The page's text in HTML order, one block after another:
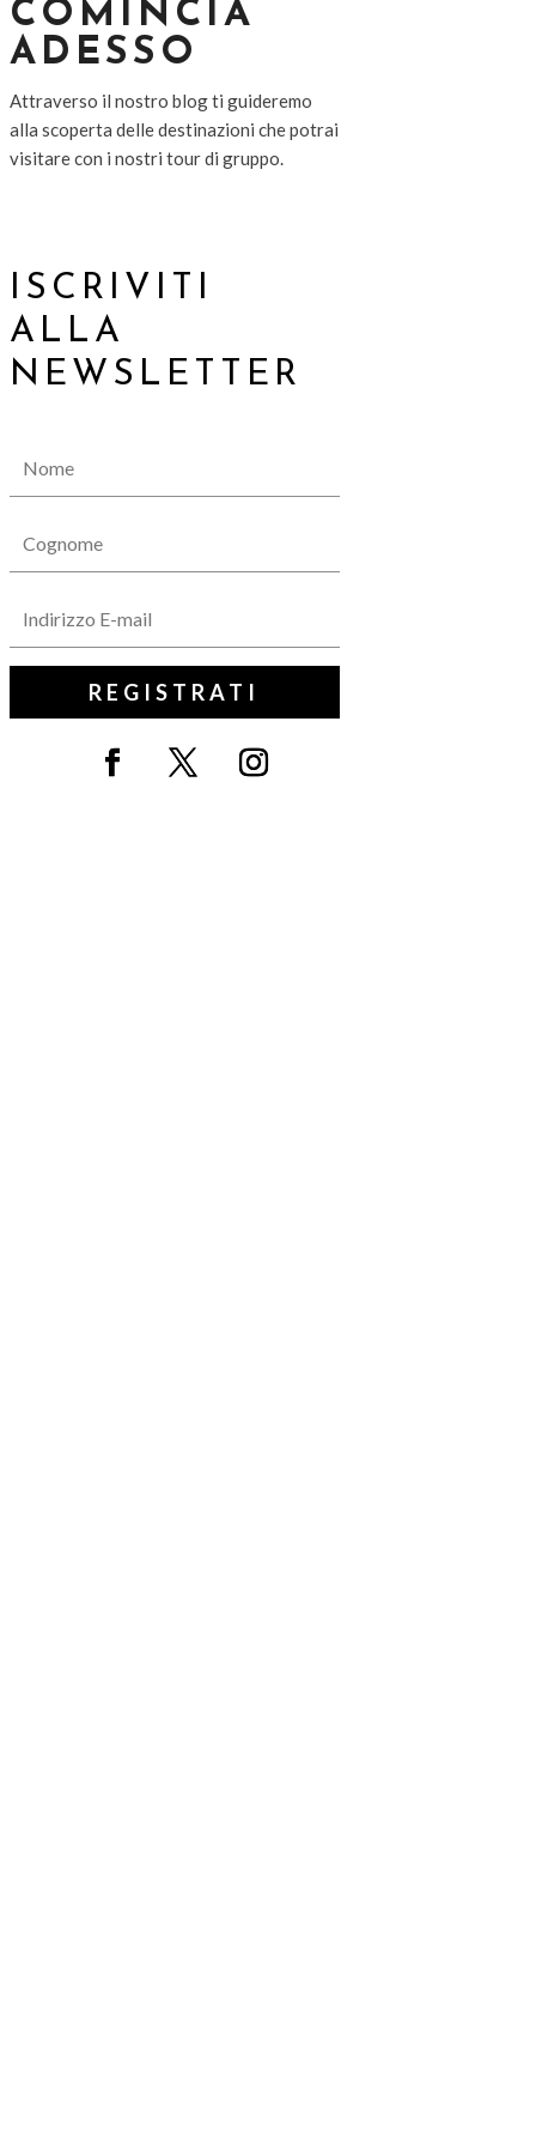
COMINCIA
ADESSO
Attraverso il nostro blog ti guideremo
alla scoperta delle destinazioni che potrai
visitare con i nostri tour di gruppo.
ISCRIVITI
ALLA
NEWSLETTER
REGISTRATI